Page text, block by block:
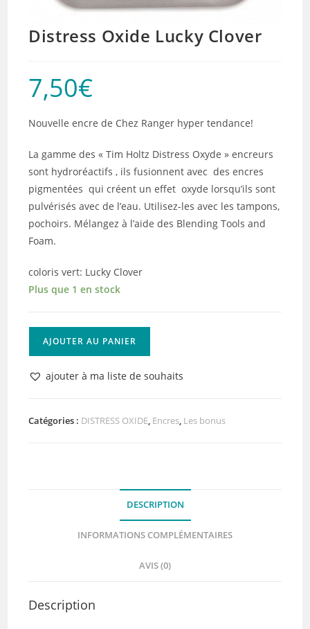
Distress Oxide Lucky Clover
7,50€
Nouvelle encre de Chez Ranger hyper tendance!
La gamme des « Tim Holtz Distress Oxyde » encreurs
sont hydroréactifs , ils fusionnent avec des encres
pigmentées qui créent un effet oxyde lorsqu’ils sont
pulvérisés avec de l’eau. Utilisez-les avec les tampons,
pochoirs. Mélangez à l’aide des Blending Tools and
Foam.
coloris vert: Lucky Clover
Plus que 1 en stock
Distress
Oxide
Clover
AJOUTER AU PANIER
ajouter à ma liste de souhaits
Catégories : DISTRESS OXIDE, Encres, Les bonus
DESCRIPTION
INFORMATIONS COMPLÉMENTAIRES
AVIS (0)
Description